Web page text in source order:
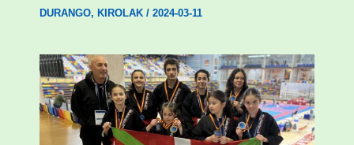
DURANGO, KIROLAK/ 2024-03-11